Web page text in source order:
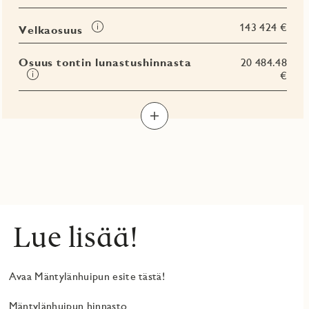
Velkaosuus
Tooltip 143 424 €
Osuus tontin lunastushinnasta
Tooltip
20 484.48
€
Lue lisää!
Avaa Mäntylänhuipun esite tästä!
Mäntylänhuipun hinnasto